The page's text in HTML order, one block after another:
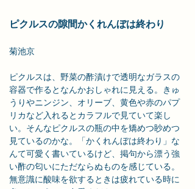
ピクルスの隙間かくれんぼは終わり
菊池京
ピクルスは、野菜の酢漬けで透明なガラスの
容器で作るとなんかおしゃれに見える。きゅ
うりやニンジン、オリーブ、黄色や赤のパプ
リカなど入れるとカラフルで見ていて楽し
い。そんなピクルスの瓶の中を矯めつ眇めつ
見ているのかな。「かくれんぼは終わり」な
んて可愛く書いているけど、掲句から漂う強
い酢の匂いにただならぬものを感じている。
無意識に酸味を欲するときは疲れている時に